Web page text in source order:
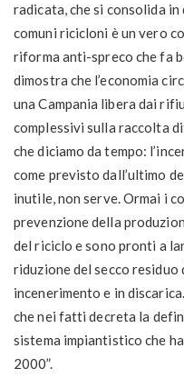
radicata, che si consolida
comuni ricicloni è un vero
riforma anti-spreco che fa
dimostra che l’economia
una Campania libera dai
complessivi sulla raccolta
che diciamo da tempo:
come previsto dall’ultimo
inutile, non serve. Ormai i
prevenzione della
del riciclo e sono pronti a
riduzione del secco residuo
incenerimento e in
che nei fatti decreta la
sistema impiantistico che
2000”.